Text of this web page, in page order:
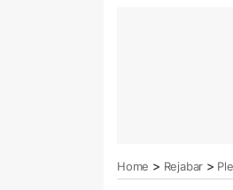
Home > Rejabar >